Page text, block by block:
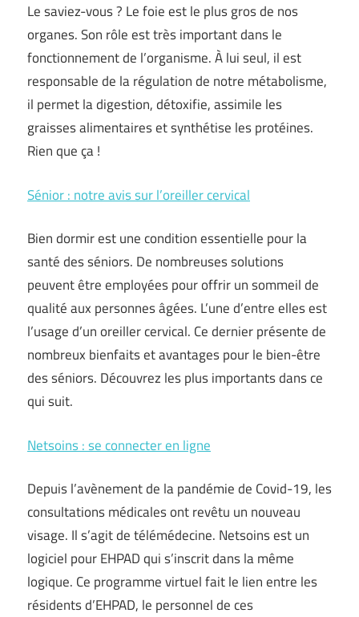
Le saviez-vous ? Le foie est le plus gros de nos
organes. Son rôle est très important dans le
fonctionnement de l’organisme. À lui seul, il est
responsable de la régulation de notre métabolisme,
il permet la digestion, détoxifie, assimile les
graisses alimentaires et synthétise les protéines.
Rien que ça !
Sénior : notre avis sur l’oreiller cervical
Bien dormir est une condition essentielle pour la
santé des séniors. De nombreuses solutions
peuvent être employées pour offrir un sommeil de
qualité aux personnes âgées. L’une d’entre elles est
l’usage d’un oreiller cervical. Ce dernier présente de
nombreux bienfaits et avantages pour le bien-être
des séniors. Découvrez les plus importants dans ce
qui suit.
Netsoins : se connecter en ligne
Depuis l’avènement de la pandémie de Covid-19, les
consultations médicales ont revêtu un nouveau
visage. Il s’agit de télémédecine. Netsoins est un
logiciel pour EHPAD qui s’inscrit dans la même
logique. Ce programme virtuel fait le lien entre les
résidents d’EHPAD, le personnel de ces